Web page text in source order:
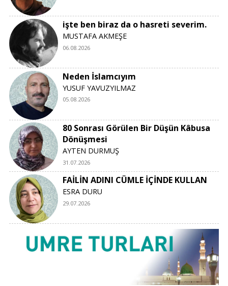
işte ben biraz da o hasreti severim.
MUSTAFA AKMEŞE
06.08.2026
Neden İslamcıyım
YUSUF YAVUZYILMAZ
05.08.2026
80 Sonrası Görülen Bir Düşün Kâbusa
Dönüşmesi
AYTEN DURMUŞ
31.07.2026
FAİLİN ADINI CÜMLE İÇİNDE KULLAN
ESRA DURU
29.07.2026